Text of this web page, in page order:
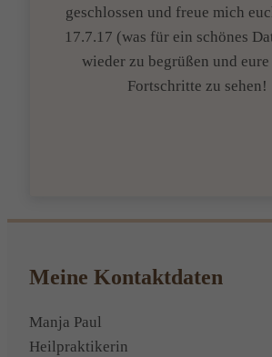
geschlossen und freue mich
17.7.17 (was für ein schönes
wieder zu begrüßen und eure
Fortschritte zu sehen!
Meine Kontaktdaten
Manja Paul
Heilpraktikerin